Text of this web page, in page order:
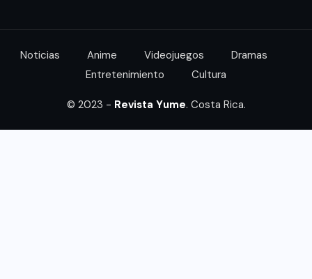
Noticias Anime Videojuegos
Dramas
Entretenimiento
Cultura
© 2023 - Revista Yume. Costa Rica.